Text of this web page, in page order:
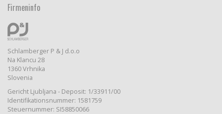
Firmeninfo
Schlamberger P & J d.o.o
Na Klancu 28
1360 Vrhnika
Slovenia
Gericht Ljubljana - Deposit: 1/33911/00
Identifikationsnummer: 1581759
Steuernummer: SI58850066